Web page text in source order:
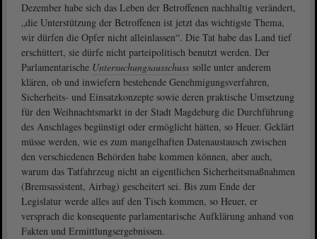
Dezember habe sich das Leben der Betroffenen nachhaltig verändert,
„die Unterstützung der Betroffenen ist jetzt das wichtigste Thema,
wir dürfen die Opfer nicht alleinlassen“. Die Tat habe das Land tief
erschüttert, sie dürfe nicht parteipolitisch benutzt werden. Der
Parlamentarische Untersuchungsausschuss solle unter anderem
klären, ob und inwiefern bestehende Genehmigungsverfahren,
Sicherheits- und Einsatzkonzepte sowie deren praktische Umsetzung
für den Weihnachtsmarkt in der Stadt Magdeburg die Durchführung
des Anschlages begünstigt oder ermöglicht hätten, so Heuer. Geklärt
müsse werden, wie es zum mangelhaften Datenaustausch zwischen
den verschiedenen Behörden habe kommen können, aber auch,
warum das Tatfahrzeug nicht an eigentlichen Sicherheitsmaßnahmen
(Bremsassistent, Airbag) gescheitert sei. Bis zum Ende der
Legislatur werde alles auf den Tisch kommen, so Heuer, er
versprach die konsequente parlamentarische Aufklärung anhand von
Fakten und Ermittlungsergebnissen.